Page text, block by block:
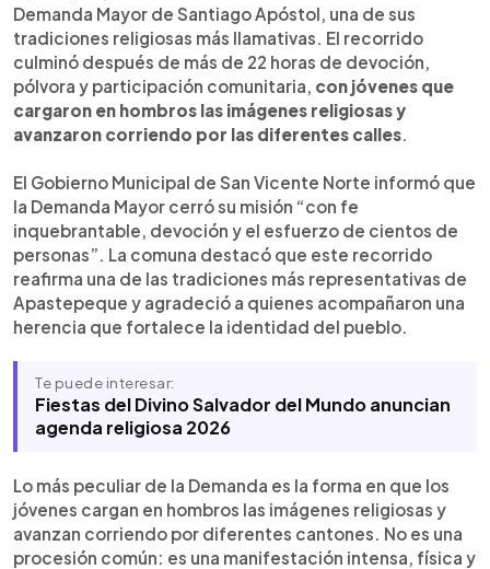
con la Demanda Mayor de Santiago Apóstol, una
de sus tradiciones religiosas más llamativas. El
recorrido culminó tras más de 22 horas de
devoción, pólvora y participación comunitaria. Lo
más peculiar es que jóvenes cargan en hombros
las imágenes religiosas y avanzan corriendo por
diferentes cantones, mientras los artilleros lanzan
cohetes de vara durante la jornada. Tras esta
tradición, el Gobierno Municipal de San Vicente
Norte anunció actividades gratuitas con Julissa
Ventura, Sonora Maya, Hermanos Flores, Carnaval
Fisense, Sangre Morena y la discomóvil
Depredador.
Demanda Mayor de Santiago Apóstol, una de sus
tradiciones religiosas más llamativas. El recorrido
culminó después de más de 22 horas de devoción,
pólvora y participación comunitaria, con jóvenes que
cargaron en hombros las imágenes religiosas y
avanzaron corriendo por las diferentes calles.
El Gobierno Municipal de San Vicente Norte informó que
la Demanda Mayor cerró su misión “con fe
inquebrantable, devoción y el esfuerzo de cientos de
personas”. La comuna destacó que este recorrido
reafirma una de las tradiciones más representativas de
Apastepeque y agradeció a quienes acompañaron una
herencia que fortalece la identidad del pueblo.
Te puede interesar:
Fiestas del Divino Salvador del Mundo anuncian
agenda religiosa 2026
Lo más peculiar de la Demanda es la forma en que los
jóvenes cargan en hombros las imágenes religiosas y
avanzan corriendo por diferentes cantones. No es una
procesión común: es una manifestación intensa, física y